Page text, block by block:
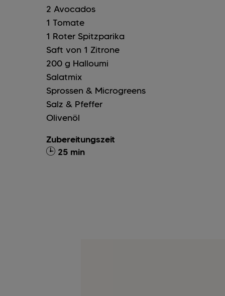
2 Avocados
1 Tomate
1 Roter Spitzparika
Saft von 1 Zitrone
200 g Halloumi
Salatmix
Sprossen & Microgreens
Salz & Pfeffer
Olivenöl
Zubereitungszeit
25 min